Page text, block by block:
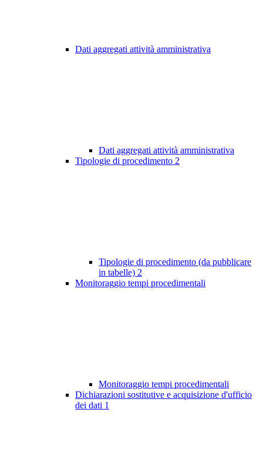
Dati aggregati attività amministrativa
Dati aggregati attività amministrativa
Tipologie di procedimento 2
Tipologie di procedimento (da pubblicare
in tabelle) 2
Monitoraggio tempi procedimentali
Monitoraggio tempi procedimentali
Dichiarazioni sostitutive e acquisizione d'ufficio
dei dati 1